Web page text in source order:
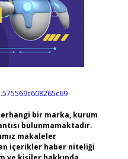
bir marka, kurum
bulunmamaktadır.
makaleler
içerikler haber niteliği